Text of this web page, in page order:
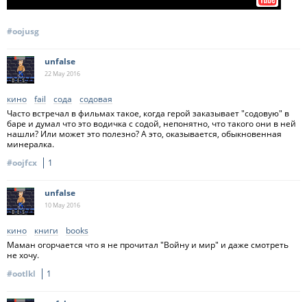
#oojusg
unfalse
22 May2016
кино fail сода
содовая
Часто встречал в фильмах такое, когда герой заказывает "содовую" в
баре и думал что это водичка с содой, непонятно, что такого они в ней
нашли? Или может это полезно? А это, оказывается, обыкновенная
минералка.
#oojfcx
1
unfalse
10 May2016
кино книги
books
Маман огорчается что я не прочитал "Войну и мир" и даже смотреть
не хочу.
#ootlkl
1